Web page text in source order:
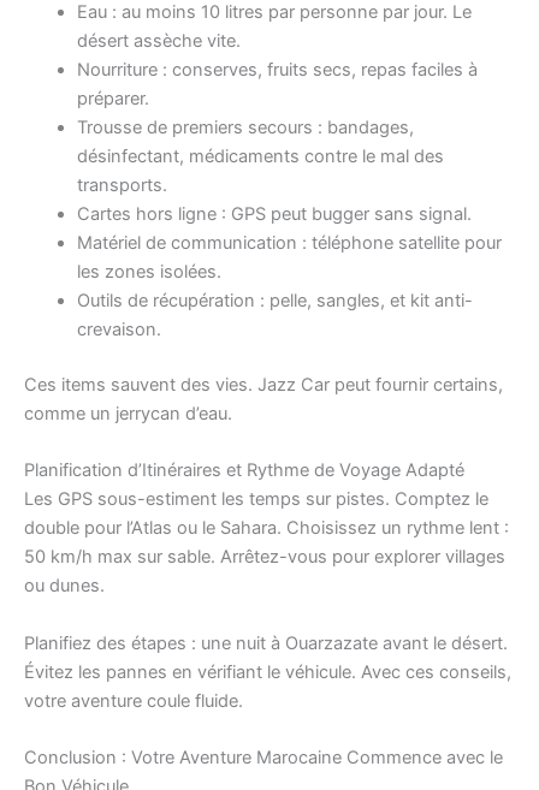
Eau : au moins 10 litres par personne par jour. Le
désert assèche vite.
Nourriture : conserves, fruits secs, repas faciles à
préparer.
Trousse de premiers secours : bandages,
désinfectant, médicaments contre le mal des
transports.
Cartes hors ligne : GPS peut bugger sans signal.
Matériel de communication : téléphone satellite pour
les zones isolées.
Outils de récupération : pelle, sangles, et kit anti-
crevaison.
Ces items sauvent des vies. Jazz Car peut fournir certains,
comme un jerrycan d’eau.
Planification d’Itinéraires et Rythme de Voyage Adapté
Les GPS sous-estiment les temps sur pistes. Comptez le
double pour l’Atlas ou le Sahara. Choisissez un rythme lent :
50 km/h max sur sable. Arrêtez-vous pour explorer villages
ou dunes.
Planifiez des étapes : une nuit à Ouarzazate avant le désert.
Évitez les pannes en vérifiant le véhicule. Avec ces conseils,
votre aventure coule fluide.
Conclusion : Votre Aventure Marocaine Commence avec le